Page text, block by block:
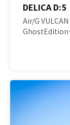
DELICA D:5
Air/G